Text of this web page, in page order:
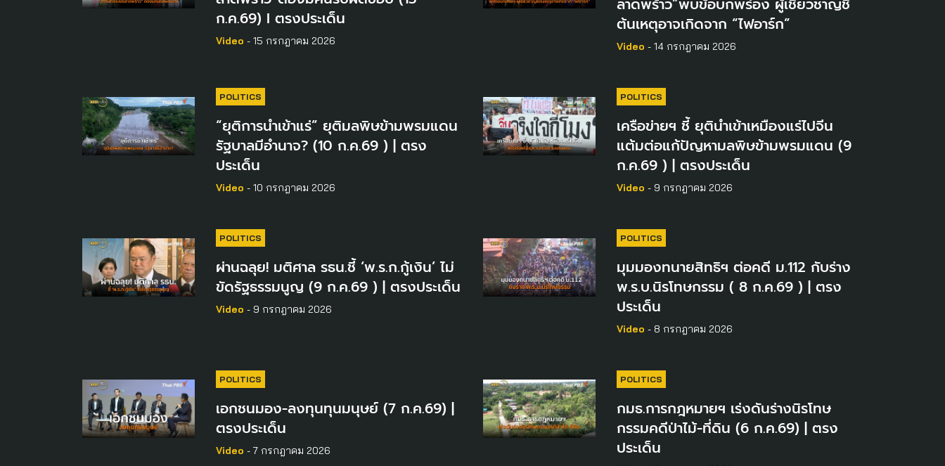
ก.ค.69) I ตรงประเด็น
Video - 15 กรกฎาคม 2026
ลาดพร้าว”พบข้อบกพร่อง ผู้เชี่ยวชาญชี้
ต้นเหตุอาจเกิดจาก “ไฟอาร์ก”
Video - 14 กรกฎาคม 2026
POLITICS
“ยุติการนำเข้าแร่” ยุติมลพิษข้ามพรมแดน
รัฐบาลมีอำนาจ? (10 ก.ค.69 ) | ตรง
ประเด็น
Video - 10 กรกฎาคม 2026
POLITICS
เครือข่ายฯ ชี้ ยุตินำเข้าเหมืองแร่ไปจีน
แต้มต่อแก้ปัญหามลพิษข้ามพรมแดน (9
ก.ค.69 ) | ตรงประเด็น
Video - 9 กรกฎาคม 2026
POLITICS
ผ่านฉลุย! มติศาล รธน.ชี้ ‘พ.ร.ก.กู้เงิน’ ไม่
ขัดรัฐธรรมนูญ (9 ก.ค.69 ) | ตรงประเด็น
Video - 9 กรกฎาคม 2026
POLITICS
มุมมองทนายสิทธิฯ ต่อคดี ม.112 กับร่าง
พ.ร.บ.นิรโทษกรรม ( 8 ก.ค.69 ) | ตรง
ประเด็น
Video - 8 กรกฎาคม 2026
POLITICS
เอกชนมอง-ลงทุนทุนมนุษย์ (7 ก.ค.69) |
ตรงประเด็น
Video - 7 กรกฎาคม 2026
POLITICS
กมธ.การกฎหมายฯ เร่งดันร่างนิรโทษ
กรรมคดีป่าไม้-ที่ดิน (6 ก.ค.69) | ตรง
ประเด็น